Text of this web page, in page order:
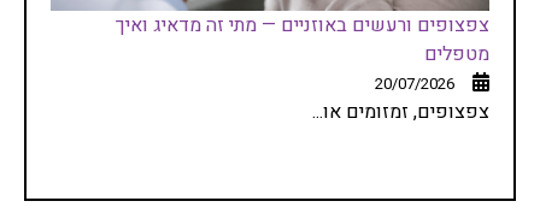
צפצופים ורעשים באוזניים — מתי זה מדאיג ואיך
מטפלים
20/07/2026
צפצופים, זמזומים או...